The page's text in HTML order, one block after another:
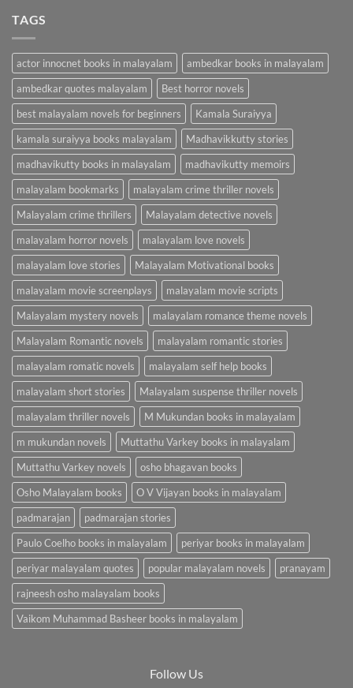
TAGS
actor innocnet books in malayalam
ambedkar books in malayalam
ambedkar quotes malayalam
Best horror novels
best malayalam novels for beginners
Kamala Suraiyya
kamala suraiyya books malayalam
Madhavikkutty stories
madhavikutty books in malayalam
madhavikutty memoirs
malayalam bookmarks
malayalam crime thriller novels
Malayalam crime thrillers
Malayalam detective novels
malayalam horror novels
malayalam love novels
malayalam love stories
Malayalam Motivational books
malayalam movie screenplays
malayalam movie scripts
Malayalam mystery novels
malayalam romance theme novels
Malayalam Romantic novels
malayalam romantic stories
malayalam romatic novels
malayalam self help books
malayalam short stories
Malayalam suspense thriller novels
malayalam thriller novels
M Mukundan books in malayalam
m mukundan novels
Muttathu Varkey books in malayalam
Muttathu Varkey novels
osho bhagavan books
Osho Malayalam books
O V Vijayan books in malayalam
padmarajan
padmarajan stories
Paulo Coelho books in malayalam
periyar books in malayalam
periyar malayalam quotes
popular malayalam novels
pranayam
rajneesh osho malayalam books
Vaikom Muhammad Basheer books in malayalam
Follow Us